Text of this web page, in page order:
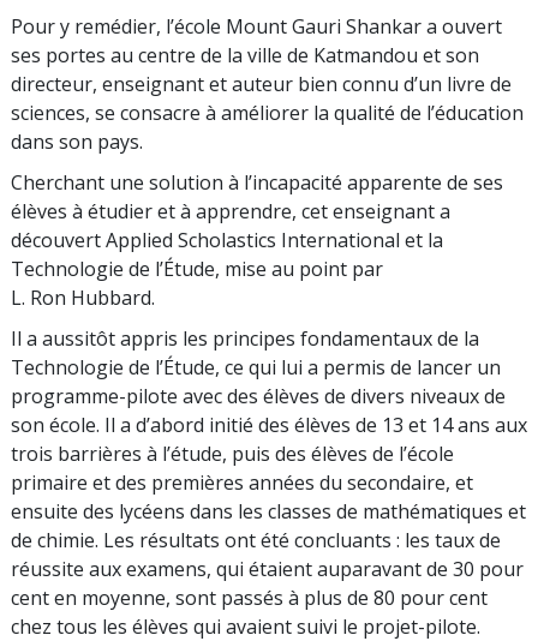
Pour y remédier, l’école Mount Gauri Shankar a ouvert
ses portes au centre de la ville de Katmandou et son
directeur, enseignant et auteur bien connu d’un livre de
sciences, se consacre à améliorer la qualité de l’éducation
dans son pays.
Cherchant une solution à l’incapacité apparente de ses
élèves à étudier et à apprendre, cet enseignant a
découvert Applied Scholastics International et la
Technologie de l’Étude, mise au point par
L. Ron Hubbard.
Il a aussitôt appris les principes fondamentaux de la
Technologie de l’Étude, ce qui lui a permis de lancer un
programme-pilote avec des élèves de divers niveaux de
son école. Il a d’abord initié des élèves de 13 et 14 ans aux
trois barrières à l’étude, puis des élèves de l’école
primaire et des premières années du secondaire, et
ensuite des lycéens dans les classes de mathématiques et
de chimie. Les résultats ont été concluants : les taux de
réussite aux examens, qui étaient auparavant de 30 pour
cent en moyenne, sont passés à plus de 80 pour cent
chez tous les élèves qui avaient suivi le projet-pilote.